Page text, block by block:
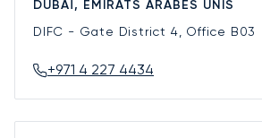
DUBAÏ, ÉMIRATS ARABES UNIS
DIFC - Gate District 4, Office B03
+971 4 227 4434